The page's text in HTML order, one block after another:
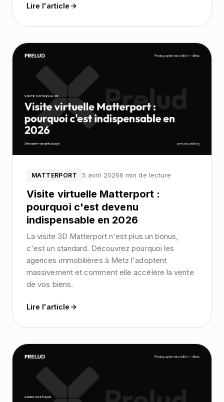
Lire l'article
MATTERPORT 5 avril 20266 min de lecture
Visite virtuelle Matterport :
pourquoi c'est devenu
indispensable en 2026
La visite 3D Matterport n'est plus un bonus,
c'est un standard. Découvrez pourquoi les
agences immobilières à Metz l'adoptent
massivement et comment elle accélère la vente
de vos biens.
Lire l'article